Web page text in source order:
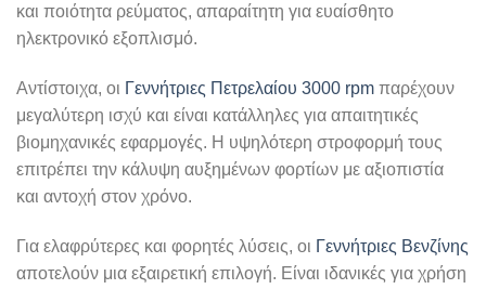
και ποιότητα ρεύματος, απαραίτητη για ευαίσθητο
ηλεκτρονικό εξοπλισμό.
Αντίστοιχα, οι Γεννήτριες Πετρελαίου 3000 rpm παρέχουν
μεγαλύτερη ισχύ και είναι κατάλληλες για απαιτητικές
βιομηχανικές εφαρμογές. Η υψηλότερη στροφορμή τους
επιτρέπει την κάλυψη αυξημένων φορτίων με αξιοπιστία
και αντοχή στον χρόνο.
Για ελαφρύτερες και φορητές λύσεις, οι Γεννήτριες Βενζίνης
αποτελούν μια εξαιρετική επιλογή. Είναι ιδανικές για χρήση